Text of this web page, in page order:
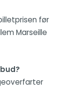
før
Marseille